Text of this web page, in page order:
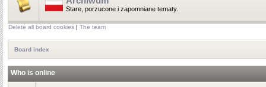
Stare, porzucone i zapomniane tematy.
Delete all board cookies | The team
Board index
Who is online